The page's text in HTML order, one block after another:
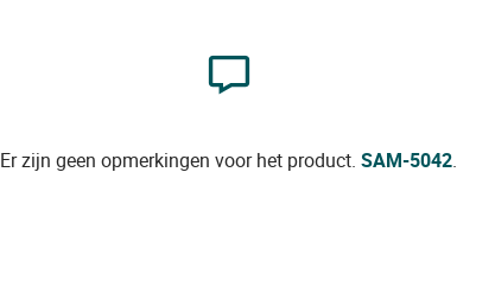
Er zijn geen opmerkingen voor het product.SAM-5042.